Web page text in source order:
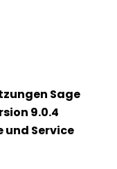
Sage
9.0.4
Service